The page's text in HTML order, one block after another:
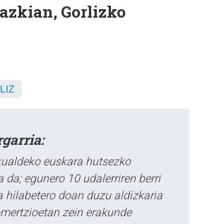
Gorlizko
euskara hutsezko
da; egunero 10 udalerriren berri
hilabetero doan duzu aldizkaria
zein erakunde